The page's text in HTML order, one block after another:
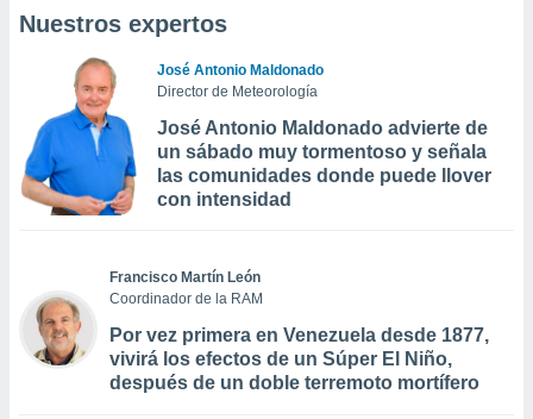
Nuestros expertos
José Antonio Maldonado
Director de Meteorología
José Antonio Maldonado advierte de
un sábado muy tormentoso y señala
las comunidades donde puede llover
con intensidad
Francisco Martín León
Coordinador de la RAM
Por vez primera en Venezuela desde 1877,
vivirá los efectos de un Súper El Niño,
después de un doble terremoto mortífero